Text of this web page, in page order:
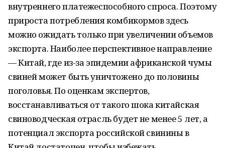
внутреннего платежеспособного спроса. Поэтому
прироста потребления комбикормов здесь
можно ожидать только при увеличении объемов
экспорта. Наиболее перспективное направление
— Китай, где из-за эпидемии африканской чумы
свиней может быть уничтожено до половины
поголовья. По оценкам экспертов,
восстанавливаться от такого шока китайская
свиноводческая отрасль будет не менее 5 лет, а
потенциал экспорта российской свинины в